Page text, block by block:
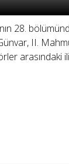
28.
II.
arasındaki